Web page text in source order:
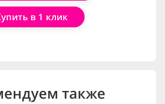
в 1 клик
также